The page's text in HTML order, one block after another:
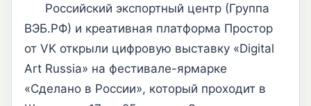
Российский экспортный центр (Группа
ВЭБ.РФ) и креативная платформа Простор
от VK открыли цифровую выставку «Digital
Art Russia» на фестивале-ярмарке
«Сделано в России», который проходит в